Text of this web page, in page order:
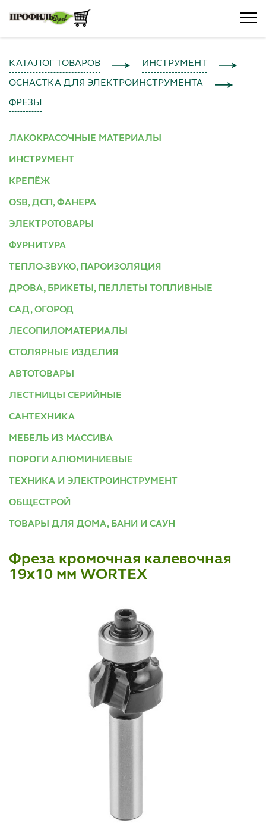
КАТАЛОГ ТОВАРОВ ИНСТРУМЕНТ
ОСНАСТКА ДЛЯ ЭЛЕКТРОИНСТРУМЕНТА
ФРЕЗЫ
ЛАКОКРАСОЧНЫЕ МАТЕРИАЛЫ
ИНСТРУМЕНТ
КРЕПЁЖ
OSB, ДСП, ФАНЕРА
ЭЛЕКТРОТОВАРЫ
ФУРНИТУРА
ТЕПЛО-ЗВУКО, ПАРОИЗОЛЯЦИЯ
ДРОВА, БРИКЕТЫ, ПЕЛЛЕТЫ ТОПЛИВНЫЕ
САД, ОГОРОД
ЛЕСОПИЛОМАТЕРИАЛЫ
СТОЛЯРНЫЕ ИЗДЕЛИЯ
АВТОТОВАРЫ
ЛЕСТНИЦЫ СЕРИЙНЫЕ
САНТЕХНИКА
МЕБЕЛЬ ИЗ МАССИВА
ПОРОГИ АЛЮМИНИЕВЫЕ
ТЕХНИКА И ЭЛЕКТРОИНСТРУМЕНТ
ОБЩЕСТРОЙ
ТОВАРЫ ДЛЯ ДОМА, БАНИ И САУН
Фреза кромочная калевочная
19х10 мм WORTEX